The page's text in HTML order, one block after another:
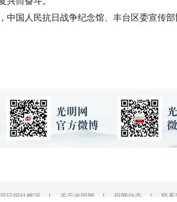
国人民抗日战争纪念馆、丰台区委宣传部
日报社概况 关于光明网 报网动态 联系